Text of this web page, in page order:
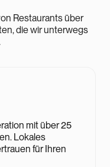
Restaurants über
die wir unterwegs
mit über 25
Lokales
für Ihren